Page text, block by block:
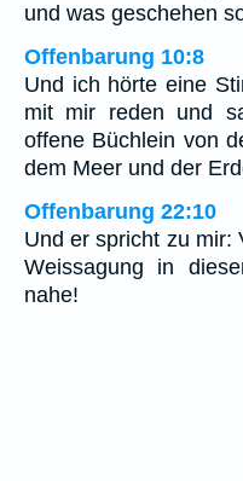
und was geschehen
Offenbarung 10:8
Und ich hörte eine
mit mir reden und
offene Büchlein von
dem Meer und der
Offenbarung 22:10
Und er spricht zu mir:
Weissagung in
nahe!